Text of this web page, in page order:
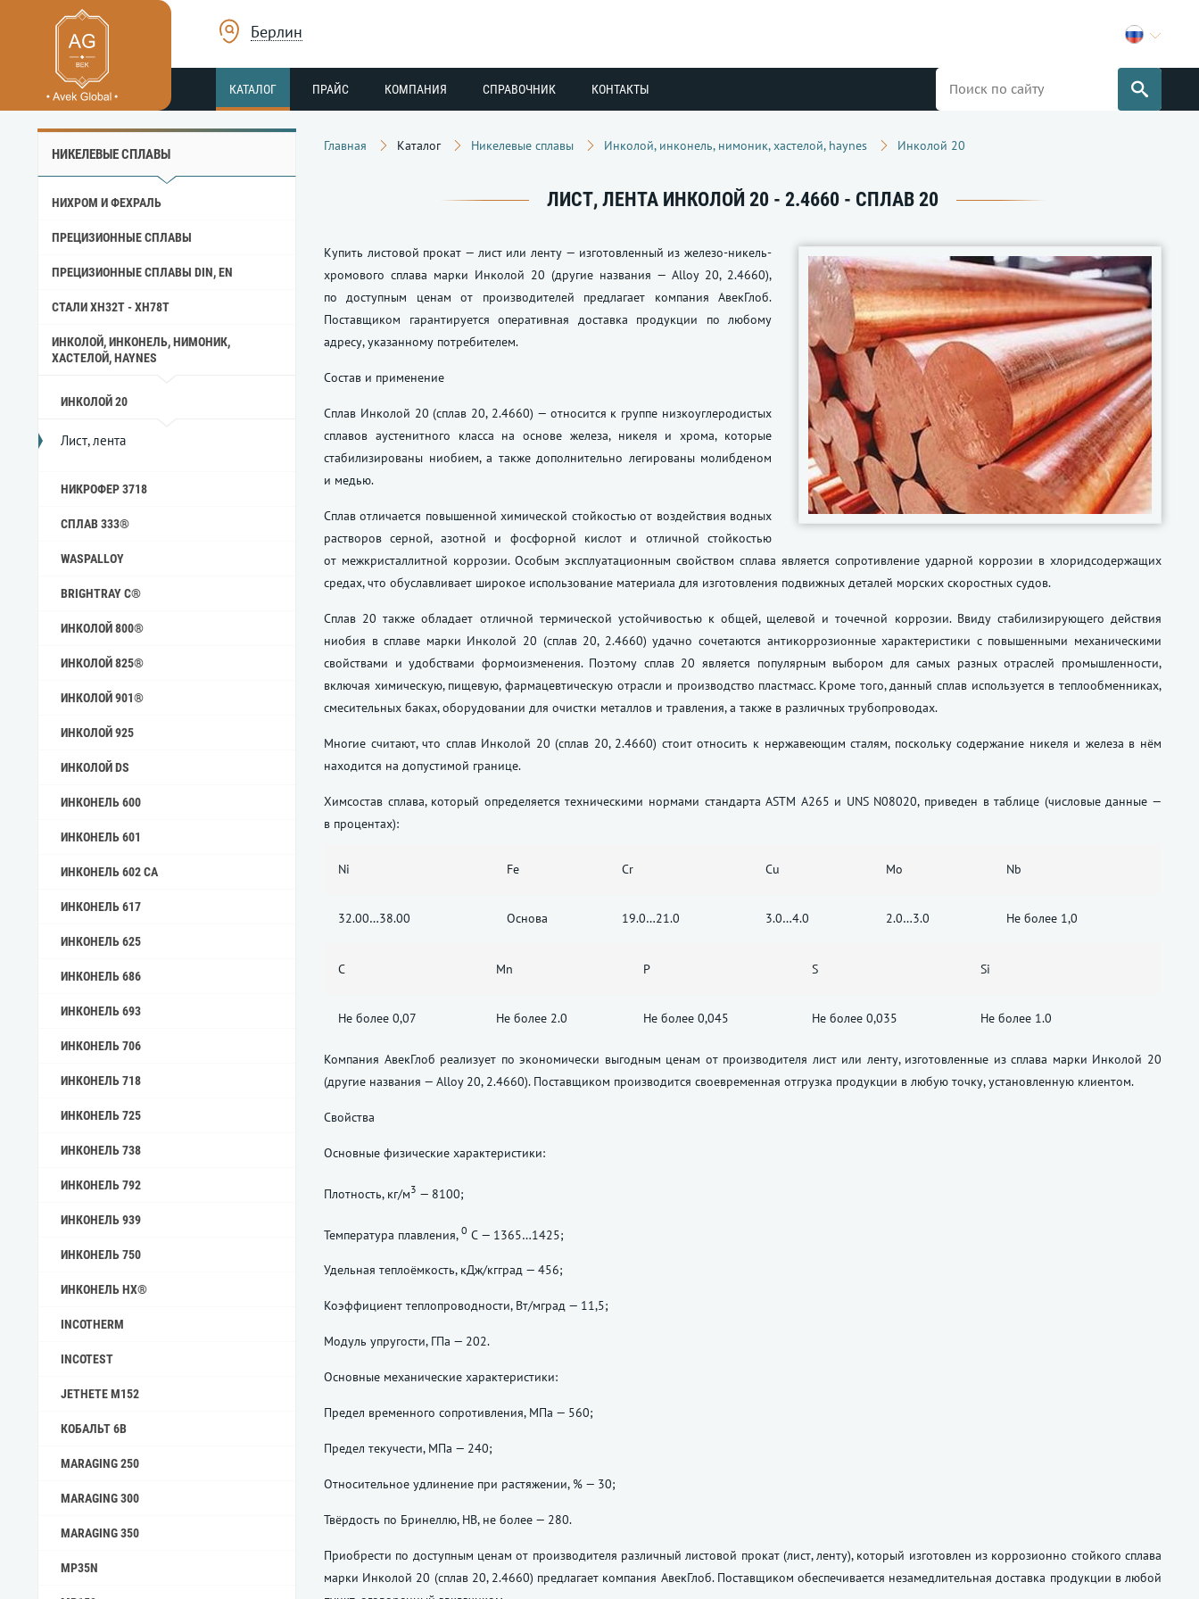
Берлин
КАТАЛОГ ПРАЙС КОМПАНИЯ СПРАВОЧНИК КОНТАКТЫ
НИКЕЛЕВЫЕ СПЛАВЫ
НИХРОМ И ФЕХРАЛЬ
ПРЕЦИЗИОННЫЕ СПЛАВЫ
ПРЕЦИЗИОННЫЕ СПЛАВЫ DIN, EN
СТАЛИ ХН32Т - ХН78Т
ИНКОЛОЙ, ИНКОНЕЛЬ, НИМОНИК,
ХАСТЕЛОЙ, HAYNES
ИНКОЛОЙ 20
Лист, лента
НИКРОФЕР 3718
СПЛАВ 333®
WASPALLOY
BRIGHTRAY C®
ИНКОЛОЙ 800®
ИНКОЛОЙ 825®
ИНКОЛОЙ 901®
ИНКОЛОЙ 925
ИНКОЛОЙ DS
ИНКОНЕЛЬ 600
ИНКОНЕЛЬ 601
ИНКОНЕЛЬ 602 CA
ИНКОНЕЛЬ 617
ИНКОНЕЛЬ 625
ИНКОНЕЛЬ 686
ИНКОНЕЛЬ 693
ИНКОНЕЛЬ 706
ИНКОНЕЛЬ 718
ИНКОНЕЛЬ 725
ИНКОНЕЛЬ 738
ИНКОНЕЛЬ 792
ИНКОНЕЛЬ 939
ИНКОНЕЛЬ 750
ИНКОНЕЛЬ HX®
INCOTHERM
INCOTEST
JETHETE M152
КОБАЛЬТ 6B
MARAGING 250
MARAGING 300
MARAGING 350
MP35N
Главная Каталог Никелевые сплавы Инколой, инконель, нимоник, хастелой, haynes Инколой 20
ЛИСТ, ЛЕНТА ИНКОЛОЙ 20 - 2.4660 - СПЛАВ 20
Купить листовой прокат — лист или ленту — изготовленный из железо-никель-
хромового сплава марки Инколой 20 (другие названия — Alloy 20, 2.4660),
по доступным ценам от производителей предлагает компания АвекГлоб.
Поставщиком гарантируется оперативная доставка продукции по любому
адресу, указанному потребителем.
Состав и применение
Сплав Инколой 20 (сплав 20, 2.4660) — относится к группе низкоуглеродистых
сплавов аустенитного класса на основе железа, никеля и хрома, которые
стабилизированы ниобием, а также дополнительно легированы молибденом
и медью.
Сплав отличается повышенной химической стойкостью от воздействия водных
растворов серной, азотной и фосфорной кислот и отличной стойкостью
от межкристаллитной коррозии. Особым эксплуатационным свойством сплава является сопротивление ударной коррозии в хлоридсодержащих
средах, что обуславливает широкое использование материала для изготовления подвижных деталей морских скоростных судов.
Сплав 20 также обладает отличной термической устойчивостью к общей, щелевой и точечной коррозии. Ввиду стабилизирующего действия
ниобия в сплаве марки Инколой 20 (сплав 20, 2.4660) удачно сочетаются антикоррозионные характеристики с повышенными механическими
свойствами и удобствами формоизменения. Поэтому сплав 20 является популярным выбором для самых разных отраслей промышленности,
включая химическую, пищевую, фармацевтическую отрасли и производство пластмасс. Кроме того, данный сплав используется в теплообменниках,
смесительных баках, оборудовании для очистки металлов и травления, а также в различных трубопроводах.
Многие считают, что сплав Инколой 20 (сплав 20, 2.4660) стоит относить к нержавеющим сталям, поскольку содержание никеля и железа в нём
находится на допустимой границе.
Химсостав сплава, который определяется техническими нормами стандарта ASTM A265 и UNS N08020, приведен в таблице (числовые данные —
в процентах):
Ni Fe Cr Cu Mo Nb
32.00…38.00 Основа 19.0…21.0 3.0…4.0 2.0…3.0 Не более 1,0
C Mn P S Si
Не более 0,07 Не более 2.0 Не более 0,045 Не более 0,035 Не более 1.0
Компания АвекГлоб реализует по экономически выгодным ценам от производителя лист или ленту, изготовленные из сплава марки Инколой 20
(другие названия — Alloy 20, 2.4660). Поставщиком производится своевременная отгрузка продукции в любую точку, установленную клиентом.
Свойства
Основные физические характеристики:
Плотность, кг/м3 — 8100;
Температура плавления, 0 С — 1365…1425;
Удельная теплоёмкость, кДж/кгград — 456;
Коэффициент теплопроводности, Вт/мград — 11,5;
Модуль упругости, ГПа — 202.
Основные механические характеристики:
Предел временного сопротивления, МПа — 560;
Предел текучести, МПа — 240;
Относительное удлинение при растяжении, % — 30;
Твёрдость по Бринеллю, НВ, не более — 280.
Приобрести по доступным ценам от производителя различный листовой прокат (лист, ленту), который изготовлен из коррозионно стойкого сплава
марки Инколой 20 (сплав 20, 2.4660) предлагает компания АвекГлоб. Поставщиком обеспечивается незамедлительная доставка продукции в любой